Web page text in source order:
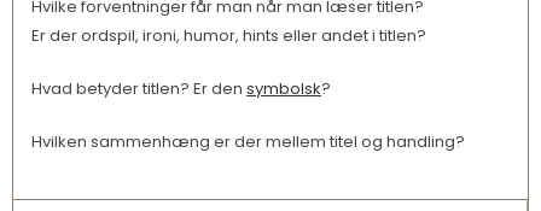
Hvilke forventninger får man når man læser titlen?
Er der ordspil, ironi, humor, hints eller andet i titlen?
Hvad betyder titlen? Er den symbolsk?
Hvilken sammenhæng er der mellem titel og handling?